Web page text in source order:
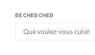
RECHERCHER